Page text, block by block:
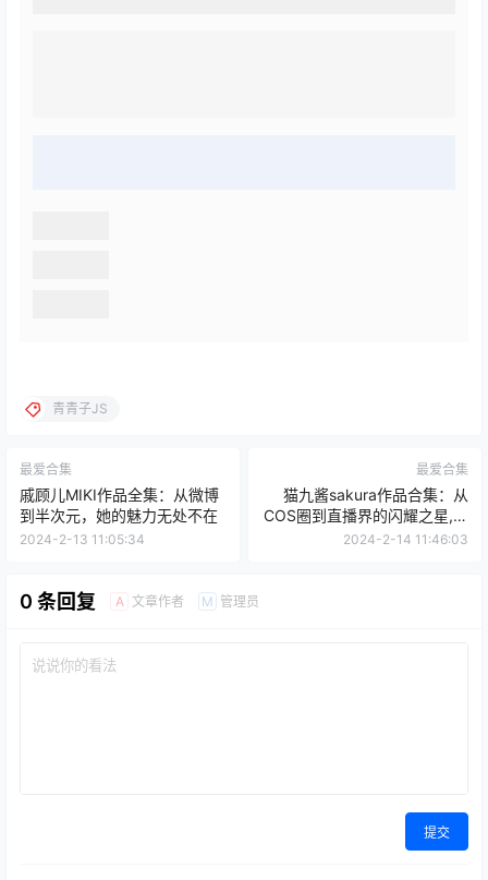
青青子JS
最爱合集
戚顾儿MIKI作品全集：从微博
到半次元，她的魅力无处不在
2024-2-13 11:05:34
最爱合集
猫九酱sakura作品合集：从
COS圈到直播界的闪耀之星,万
千宅男心中的梦中女神！
2024-2-14 11:46:03
0 条回复 A 文章作者 M 管理员
提交